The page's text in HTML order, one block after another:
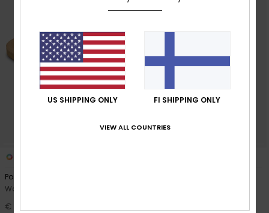
Porto Motif
Women Beige Sandals
€ 30,00
US SHIPPING ONLY FI SHIPPING ONLY
VIEW ALL COUNTRIES